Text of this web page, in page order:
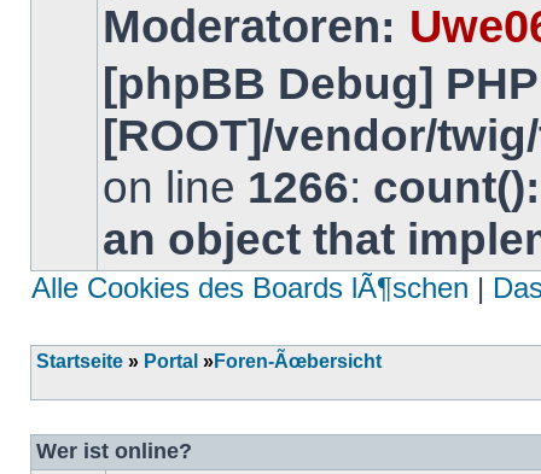
Keine
ungelesenen
BeitrÃ¤ge
Moderatoren:
[phpBB Debug]
[ROOT]/vendor/
on line 1266:
an object that
Alle Cookies des Boards lÃ¶schen |
Startseite » Portal »Foren-Ãœbersicht
Wer ist online?